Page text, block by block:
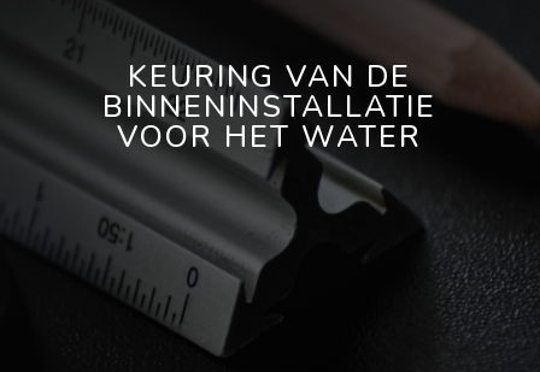
KEURING VAN DE
BINNENINSTALLATIE
VOOR HET WATER